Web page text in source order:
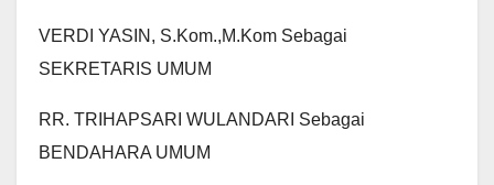
VERDI YASIN, S.Kom.,M.Kom Sebagai
SEKRETARIS UMUM
RR. TRIHAPSARI WULANDARI Sebagai
BENDAHARA UMUM